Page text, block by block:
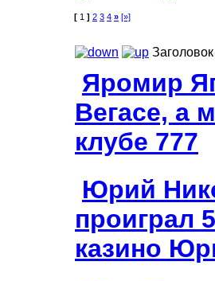
[ 1 ] 2 3 4 » [»]
Заголовок
Яромир
Вегасе, а
клубе 777
Юрий
проиграл
казино